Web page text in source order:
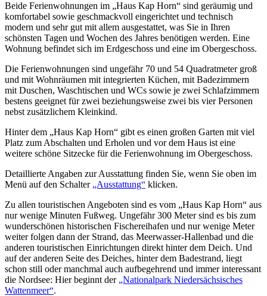
Beide Ferienwohnungen im „Haus Kap Horn“ sind geräumig und
komfortabel sowie geschmackvoll eingerichtet und technisch
modern und sehr gut mit allem ausgestattet, was Sie in Ihren
schönsten Tagen und Wochen des Jahres benötigen werden. Eine
Wohnung befindet sich im Erdgeschoss und eine im Obergeschoss.
Die Ferienwohnungen sind ungefähr 70 und 54 Quadratmeter groß
und mit Wohnräumen mit integrierten Küchen, mit Badezimmern
mit Duschen, Waschtischen und WCs sowie je zwei Schlafzimmern
bestens geeignet für zwei beziehungsweise zwei bis vier Personen
nebst zusätzlichem Kleinkind.
Hinter dem „Haus Kap Horn“ gibt es einen großen Garten mit viel
Platz zum Abschalten und Erholen und vor dem Haus ist eine
weitere schöne Sitzecke für die Ferienwohnung im Obergeschoss.
Detaillierte Angaben zur Ausstattung finden Sie, wenn Sie oben im
Menü auf den Schalter „Ausstattung“ klicken.
Zu allen touristischen Angeboten sind es vom „Haus Kap Horn“ aus
nur wenige Minuten Fußweg. Ungefähr 300 Meter sind es bis zum
wunderschönen historischen Fischereihafen und nur wenige Meter
weiter folgen dann der Strand, das Meerwasser-Hallenbad und die
anderen touristischen Einrichtungen direkt hinter dem Deich. Und
auf der anderen Seite des Deiches, hinter dem Badestrand, liegt
schon still oder manchmal auch aufbegehrend und immer interessant
die Nordsee: Hier beginnt der „Nationalpark Niedersächsisches
Wattenmeer“.